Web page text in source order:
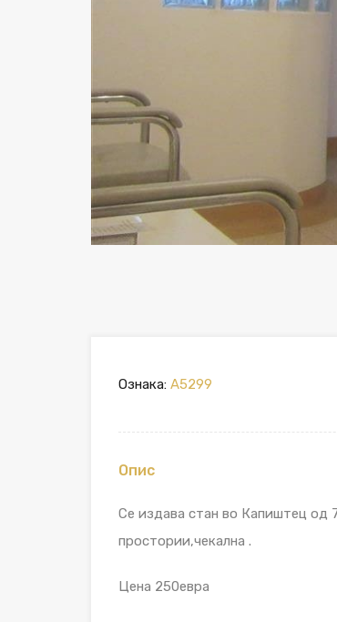
Ознака: A5299
Опис
Се издава стан во Капиштец од
простории,чекална .
Цена 250евра